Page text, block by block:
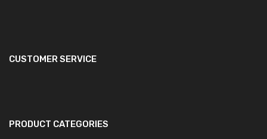
CUSTOMER SERVICE
PRODUCT CATEGORIES